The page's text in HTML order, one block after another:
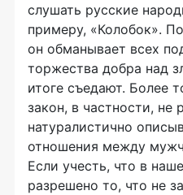
слушать русские
примеру, «Колобок».
он обманывает всех
торжества добра над
итоге съедают. Более
закон, в частности, не
натуралистично
отношения между
Если учесть, что в
разрешено то, что не